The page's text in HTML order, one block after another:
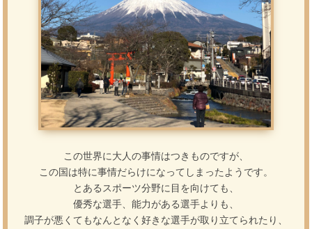
この世界に大人の事情はつきものですが、
この国は特に事情だらけになってしまったようです。
とあるスポーツ分野に目を向けても、
優秀な選手、能力がある選手よりも、
調子が悪くてもなんとなく好きな選手が取り立てられたり、